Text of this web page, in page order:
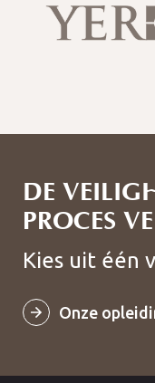
DE
PROCES
Kies uit één
Onze